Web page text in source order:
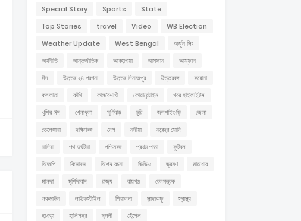
Special Story
Sports
State
Top Stories
travel Video
WB Election
Weather Update
West Bengal
অর্জুন সিং
অর্থনীতি
আন্তর্জাতিক আবহাওয়া আমফান
আম্ফান
ঈদ
উত্তর ২৪ পরগনা উত্তর দিনাজপুর উত্তরবঙ্গ
করোনা
কলকাতা
কাঁথি কালবৈশাখী কোয়ারেন্টাইন
খবর হাইলাইটস
খুশির ঈদ
খেলাধুলা ঘূর্ণিঝড় চুরি জলপাইগুড়ি
জেলা
তেলেঙ্গানা
দক্ষিণবঙ্গ দেশ নদীয়া
নরেন্দ্র মোদি
নাদিয়া
পথ দুর্ঘটনা পশ্চিমবঙ্গ প্রথম পাতা
ফুটবল
বিজেপি
বিনোদন বিশেষ রচনা ভিডিও ভ্রমণ
মারধোর
মালদা
মুর্শিদাবাদ রাজ্য রায়গঞ্জ
রেলমন্ত্রক
লকডাউন
লাইফস্টাইল শিয়ালদা সান্দাকফু
স্বাস্থ্য
হাওড়া
হালিশহর হুগলী হেঁশেল